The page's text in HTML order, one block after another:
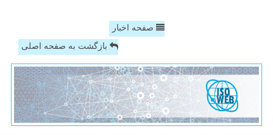
صفحه اخبار
بازگشت به صفحه اصلی